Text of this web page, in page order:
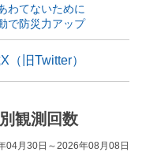
わてないために
で防災力アップ
（旧Twitter）
観測回数
04月30日～2026年08月08日